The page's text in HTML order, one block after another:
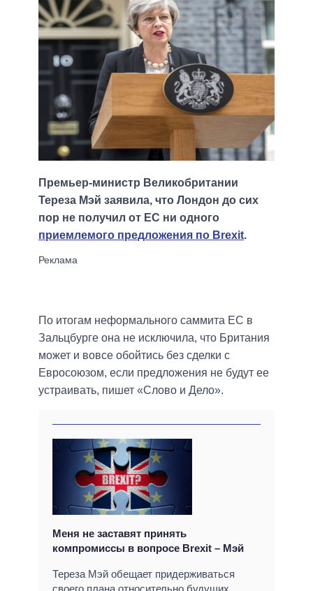
Премьер-министр Великобритании
Тереза Мэй заявила, что Лондон до сих
пор не получил от ЕС ни одного
приемлемого предложения по Brexit.
По итогам неформального саммита ЕС в
Зальцбурге она не исключила, что Британия
может и вовсе обойтись без сделки с
Евросоюзом, если предложения не будут ее
устраивать, пишет «Слово и Дело».
Меня не заставят принять
компромиссы в вопросе Brexit – Мэй
Тереза Мэй обещает придерживаться